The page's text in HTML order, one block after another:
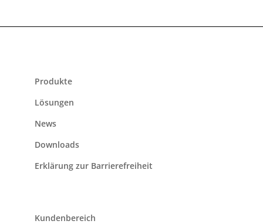
Produkte
Lösungen
News
Downloads
Erklärung zur Barrierefreiheit
Kundenbereich